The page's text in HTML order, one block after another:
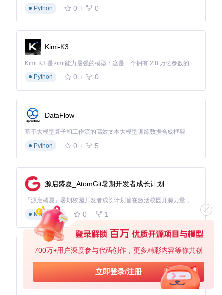
700万+用户深度参与代码创作，更多精彩内容等你共创
立即登录/注册
阅读根目录下的 _intro_
熟悉「建筑超市_Supermarket」基础建筑蓝图
核心实施
部署「建筑超市_Supermarket/初期建筑超市」建立基础
建材生产
构建「发电小太阳_Sun-Power/3层小太阳」确保能源供应
验证方法
检查基础材料（铁块、铜块、齿轮）产能是否达到每分钟30
确认电力系统在满负荷时保持稳定输出
物流塔库存维持在安全阈值（50%-80%容量）
熟手阶段：自动化生产网络
准备工作
升级物流塔至「物流塔_ILS-PLS/32G充电物流塔」
研究增产剂相关科技，解锁喷涂机
准备足够的珍奇资源（刺笋、光栅石等）
核心实施
部署「增产剂_Proliferator/1800增产剂（全珍奇）小塔版
构建「基础材料_Basic-Materials/电路板」和「基础材料_
Python
0 0
Kimi-K3
Kimi K3 是Kimi能力最强的模型：这是一个拥有 2.8 万亿参数的混合专家（MoE）模型，具备原生视觉理解能力，并支持 100 万 token 的上下文窗口。
Python
0 0
DataFlow
基于大模型算子和工作流的高效文本大模型训练数据合成框架
Python
0 5
源启盛夏_AtomGit暑期开发者成长计划
「源启盛夏」暑期校园开发者成长计划旨在激活校园开源力量，通过积分激励、认证扶持、资源倾斜等形式，引导高校组织和开发者完成「入驻 — 建项目 — 做贡献 — 获认证 — 得资源」的完整闭环。无论你是想带领社团入驻平台的组织者，还是希望用代码贡献证明自己的开发者，都能在这里找到属于你的成长路径。
Markdown
0 1
py-xiaozhi
基于Python的Xiaozhi AI，适用于想要完整Xiaozhi体验而无需拥有专用硬件的用户。
Python
0 1